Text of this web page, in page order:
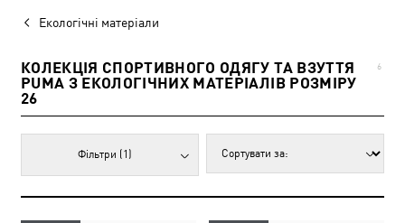
Екологічні матеріали
КОЛЕКЦІЯ СПОРТИВНОГО ОДЯГУ ТА ВЗУТТЯ
PUMA З ЕКОЛОГІЧНИХ МАТЕРІАЛІВ РОЗМІРУ
26
6
Фільтри (1)